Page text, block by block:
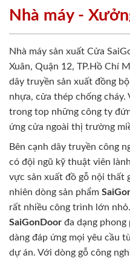
Nhà máy -
Nhà máy sản xuất Cửa
Xuân, Quận 12, TP.Hồ Chí
dây truyền sản xuất đồng
nhựa, cửa thép chống
trong top những công ty
ứng cửa ngoài thị trường
Bên cạnh dây truyền công
có đội ngũ kỹ thuật viên
vực sản xuất đồ gỗ nội thất
nhiên dòng sản phẩm
rất nhiều công trình lớn
SaiGonDoor đa dạng
dàng đáp ứng mọi yêu cầu
dự án. Với dòng gỗ công